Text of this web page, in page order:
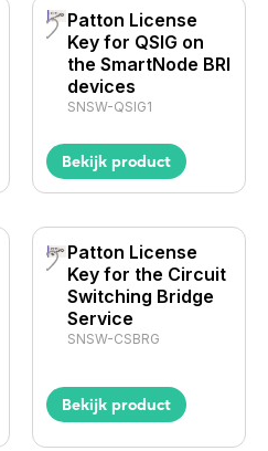
Patton License
Key for QSIG on
the SmartNode BRI
devices
SNSW-QSIG1
Bekijk product
Patton License
Key for the Circuit
Switching Bridge
Service
SNSW-CSBRG
Bekijk product